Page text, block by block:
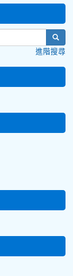
進階搜尋